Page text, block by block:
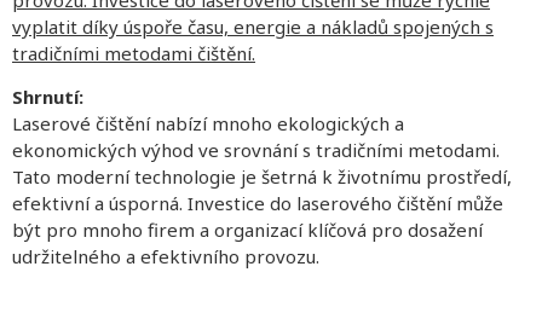
vyplatit díky úspoře času, energie a nákladů spojených s
tradičními metodami čištění.
Shrnutí:
Laserové čištění nabízí mnoho ekologických a
ekonomických výhod ve srovnání s tradičními metodami.
Tato moderní technologie je šetrná k životnímu prostředí,
efektivní a úsporná. Investice do laserového čištění může
být pro mnoho firem a organizací klíčová pro dosažení
udržitelného a efektivního provozu.